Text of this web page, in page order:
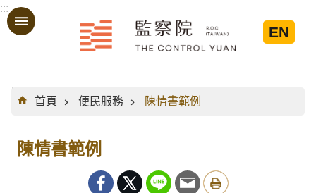
跳到主要內容區塊
:::
EN
:::
首頁
便民服務 陳情書範例
陳情書範例